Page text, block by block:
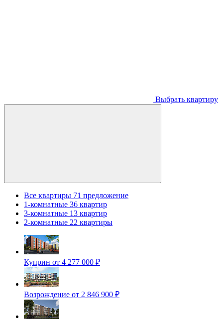
Выбрать квартиру
Все квартиры 71 предложение
1-комнатные 36 квартир
3-комнатные 13 квартир
2-комнатные 22 квартиры
Куприн от 4 277 000 ₽
Возрождение от 2 846 900 ₽